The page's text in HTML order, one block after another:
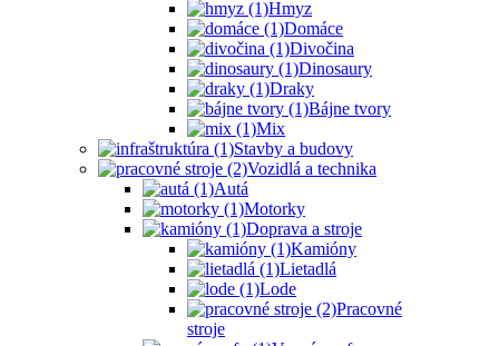
Hmyz
Domáce
Divočina
Dinosaury
Draky
Bájne tvory
Mix
Stavby a budovy
Vozidlá a technika
Autá
Motorky
Doprava a stroje
Kamióny
Lietadlá
Lode
Pracovné
stroje